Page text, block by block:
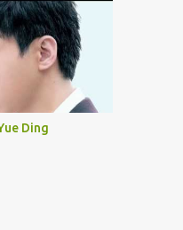
Ding